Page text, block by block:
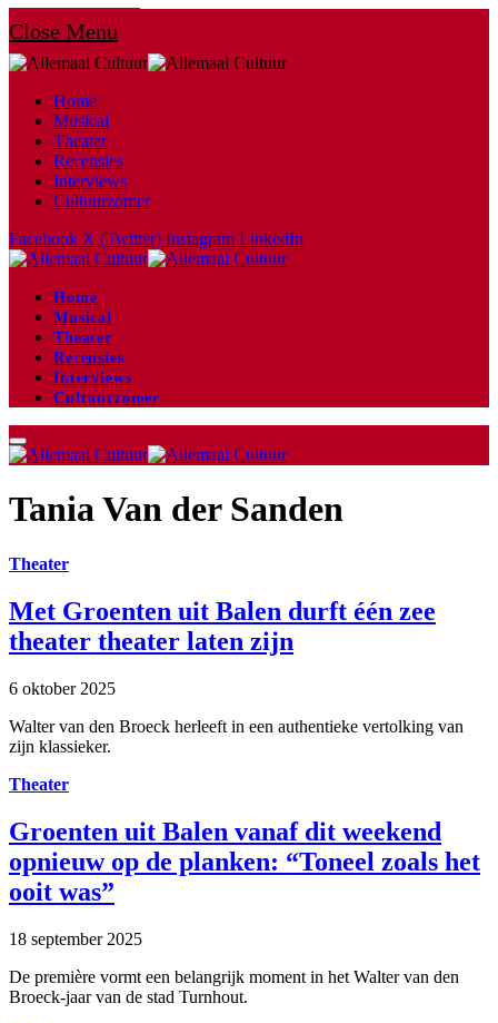
Close Menu
Home
Musical
Theater
Recensies
Interviews
Cultuurzomer
Facebook X (Twitter) Instagram LinkedIn
Home
Musical
Theater
Recensies
Interviews
Cultuurzomer
Tania Van der Sanden
Theater
Met Groenten uit Balen durft één zee
theater theater laten zijn
6 oktober 2025
Walter van den Broeck herleeft in een authentieke vertolking van
zijn klassieker.
Theater
Groenten uit Balen vanaf dit weekend
opnieuw op de planken: “Toneel zoals het
ooit was”
18 september 2025
De première vormt een belangrijk moment in het Walter van den
Broeck-jaar van de stad Turnhout.